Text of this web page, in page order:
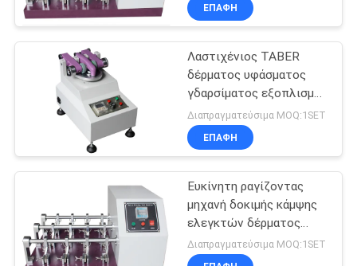
ΈΛΕΓΧΟΣ
ΕΛΆΤΕ
ΜΕ
ΕΙΔΉΣΕΙΣ
IEC62133
εξοπλισμός
δοκιμής μπαταριών
35
δώδεκα
ΕΠΑΦΉ
Λαστιχένιος TABER
δέρματος υφάσματος
γδαρσίματος εξοπλισμός
εργαστηρίων μηχανών
δοκιμής ελεγκτών
καθολικός
Διαπραγματεύσιμα MOQ:1SET
ΕΠΑΦΉ
Ευκίνητη ραγίζοντας
μηχανή δοκιμής κάμψης
ελεγκτών δέρματος
Flexometer Bally
Διαπραγματεύσιμα MOQ:1SET